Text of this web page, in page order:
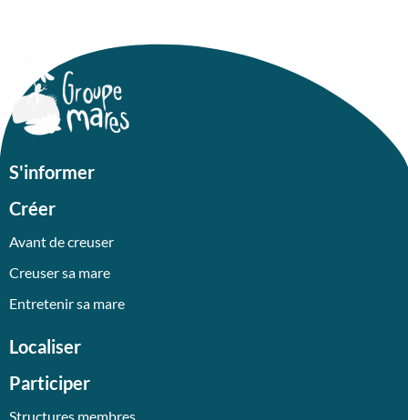
S'informer
Créer
Avant de creuser
Creuser sa mare
Entretenir sa mare
Localiser
Participer
Structures membres